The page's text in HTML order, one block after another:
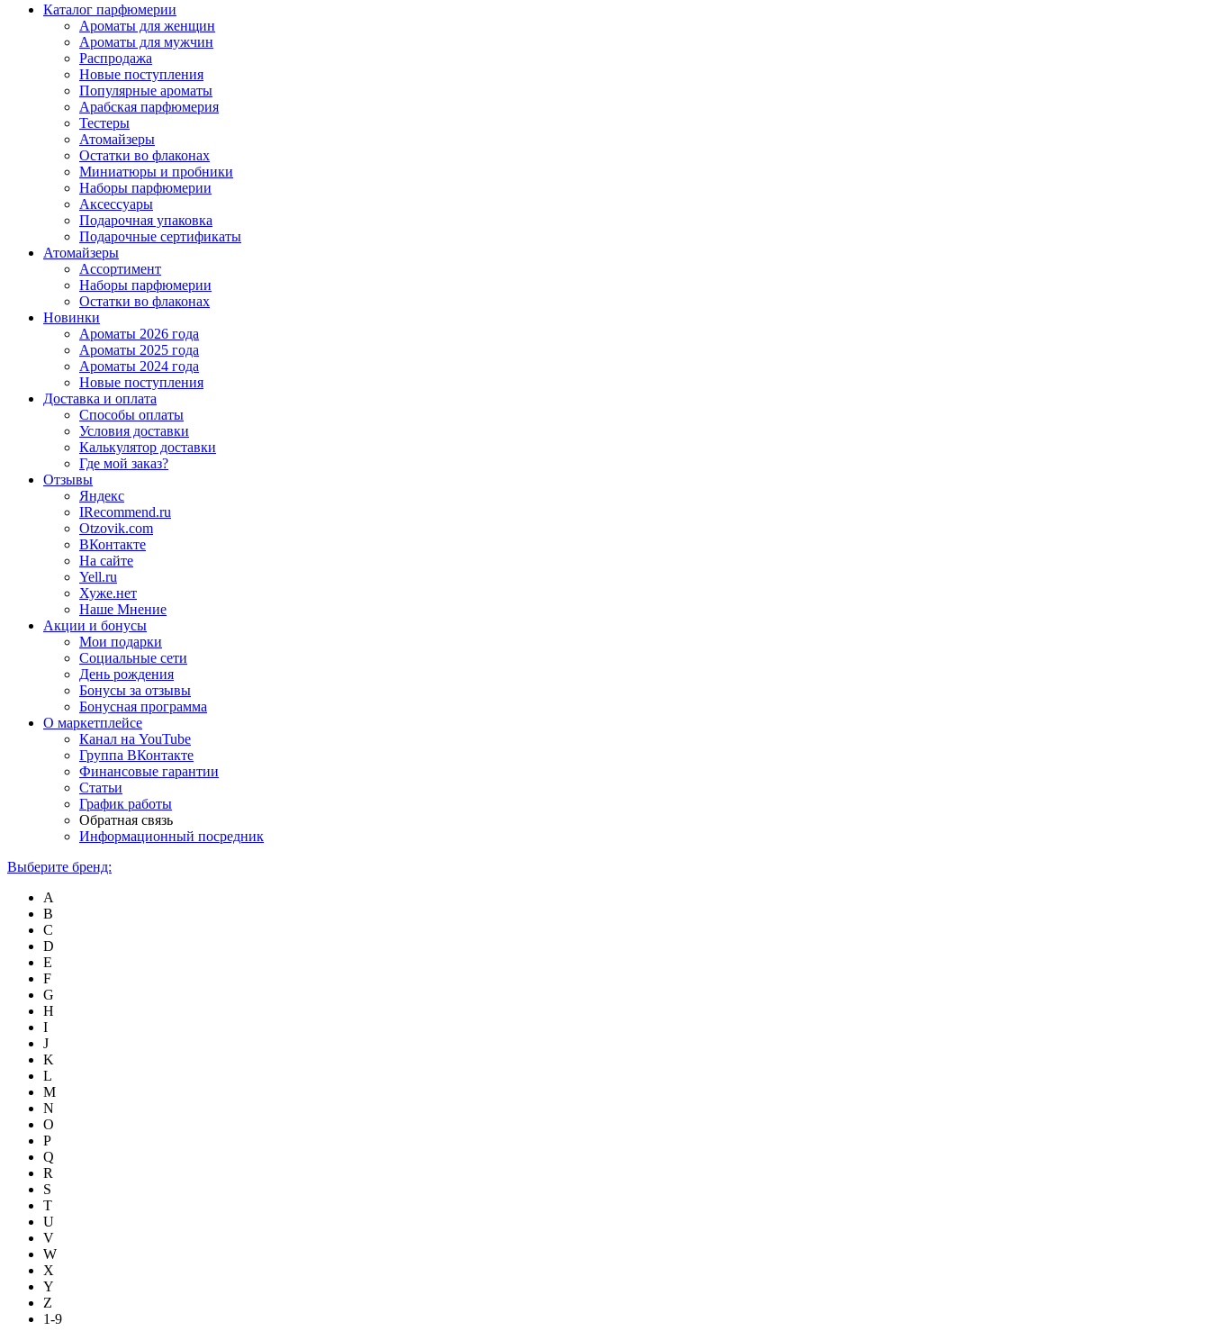
Каталог парфюмерии
Ароматы для женщин
Ароматы для мужчин
Распродажа
Новые поступления
Популярные ароматы
Арабская парфюмерия
Тестеры
Атомайзеры
Остатки во флаконах
Миниатюры и пробники
Наборы парфюмерии
Аксессуары
Подарочная упаковка
Подарочные сертификаты
Атомайзеры
Ассортимент
Наборы парфюмерии
Остатки во флаконах
Новинки
Ароматы 2026 года
Ароматы 2025 года
Ароматы 2024 года
Новые поступления
Доставка и оплата
Способы оплаты
Условия доставки
Калькулятор доставки
Где мой заказ?
Отзывы
Яндекс
IRecommend.ru
Otzovik.com
ВКонтакте
На сайте
Yell.ru
Хуже.нет
Наше Мнение
Акции и бонусы
Мои подарки
Социальные сети
День рождения
Бонусы за отзывы
Бонусная программа
О маркетплейсе
Канал на YouTube
Группа ВКонтакте
Финансовые гарантии
Статьи
График работы
Обратная связь
Информационный посредник
Выберите бренд:
A
B
C
D
E
F
G
H
I
J
K
L
M
N
O
P
Q
R
S
T
U
V
W
X
Y
Z
1-9